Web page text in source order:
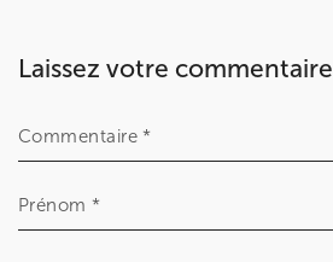
Laissez votre commentaire
Commentaire *
Prénom *